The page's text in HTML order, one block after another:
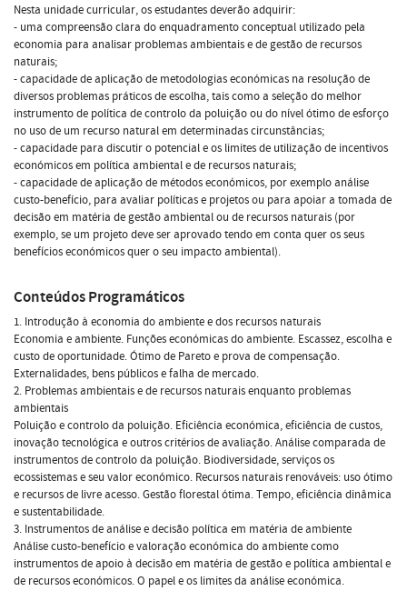
Nesta unidade curricular, os estudantes deverão adquirir:
- uma compreensão clara do enquadramento conceptual utilizado pela
economia para analisar problemas ambientais e de gestão de recursos
naturais;
- capacidade de aplicação de metodologias económicas na resolução de
diversos problemas práticos de escolha, tais como a seleção do melhor
instrumento de política de controlo da poluição ou do nível ótimo de esforço
no uso de um recurso natural em determinadas circunstâncias;
- capacidade para discutir o potencial e os limites de utilização de incentivos
económicos em política ambiental e de recursos naturais;
- capacidade de aplicação de métodos económicos, por exemplo análise
custo-benefício, para avaliar políticas e projetos ou para apoiar a tomada de
decisão em matéria de gestão ambiental ou de recursos naturais (por
exemplo, se um projeto deve ser aprovado tendo em conta quer os seus
benefícios económicos quer o seu impacto ambiental).
Conteúdos Programáticos
1. Introdução à economia do ambiente e dos recursos naturais
Economia e ambiente. Funções económicas do ambiente. Escassez, escolha e
custo de oportunidade. Ótimo de Pareto e prova de compensação.
Externalidades, bens públicos e falha de mercado.
2. Problemas ambientais e de recursos naturais enquanto problemas
ambientais
Poluição e controlo da poluição. Eficiência económica, eficiência de custos,
inovação tecnológica e outros critérios de avaliação. Análise comparada de
instrumentos de controlo da poluição. Biodiversidade, serviços os
ecossistemas e seu valor económico. Recursos naturais renováveis: uso ótimo
e recursos de livre acesso. Gestão florestal ótima. Tempo, eficiência dinâmica
e sustentabilidade.
3. Instrumentos de análise e decisão política em matéria de ambiente
Análise custo-benefício e valoração económica do ambiente como
instrumentos de apoio à decisão em matéria de gestão e política ambiental e
de recursos económicos. O papel e os limites da análise económica.